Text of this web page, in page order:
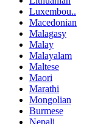
Luxembou..
Macedonian
Malagasy
Malay
Malayalam
Maltese
Maori
Marathi
Mongolian
Burmese